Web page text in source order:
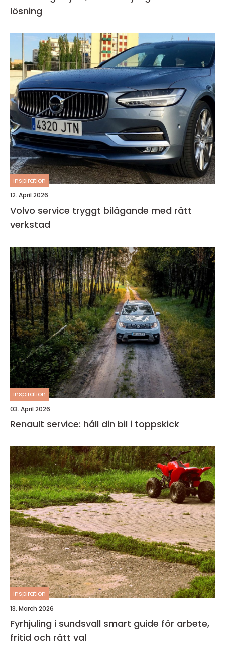
lösning
inspiration
12. April 2026
Volvo service tryggt bilägande med rätt
verkstad
inspiration
03. April 2026
Renault service: håll din bil i toppskick
inspiration
13. March 2026
Fyrhjuling i sundsvall smart guide för arbete,
fritid och rätt val